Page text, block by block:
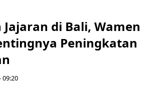
di Bali, Wamen
Peningkatan
09:20